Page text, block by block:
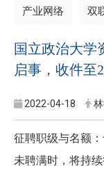
产业网络 双
国立政治大学
启事，收件至
2022-04-18
征聘职级与名额
未聘满时，将持续